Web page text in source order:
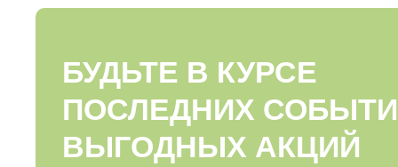
БУДЬТЕ В КУРСЕ
ПОСЛЕДНИХ
ВЫГОДНЫХ АКЦИЙ